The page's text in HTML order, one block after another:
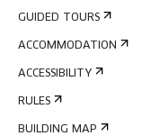
GUIDED TOURS
ACCOMMODATION
ACCESSIBILITY
RULES
BUILDING MAP